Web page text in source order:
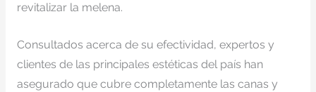
revitalizar la melena.
Consultados acerca de su efectividad, expertos y
clientes de las principales estéticas del país han
asegurado que cubre completamente las canas y